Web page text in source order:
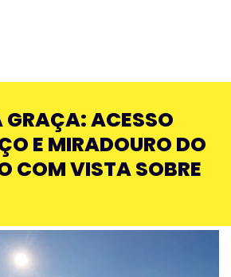
GRAÇA: ACESSO
E MIRADOURO DO
COM VISTA SOBRE